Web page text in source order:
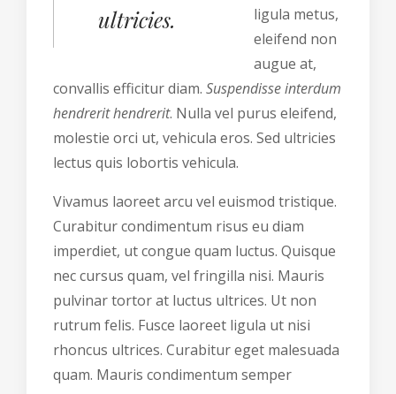
ultricies.
ligula metus,
eleifend non
augue at,
convallis efficitur diam. Suspendisse interdum
hendrerit hendrerit. Nulla vel purus eleifend,
molestie orci ut, vehicula eros. Sed ultricies
lectus quis lobortis vehicula.
Vivamus laoreet arcu vel euismod tristique.
Curabitur condimentum risus eu diam
imperdiet, ut congue quam luctus. Quisque
nec cursus quam, vel fringilla nisi. Mauris
pulvinar tortor at luctus ultrices. Ut non
rutrum felis. Fusce laoreet ligula ut nisi
rhoncus ultrices. Curabitur eget malesuada
quam. Mauris condimentum semper